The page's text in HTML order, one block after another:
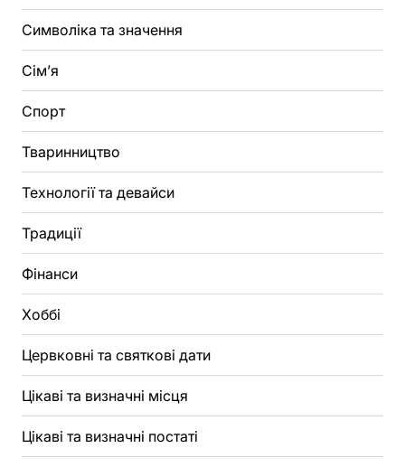
Символіка та значення
Сім’я
Спорт
Тваринництво
Технології та девайси
Традиції
Фінанси
Хоббі
Цервковні та святкові дати
Цікаві та визначні місця
Цікаві та визначні постаті